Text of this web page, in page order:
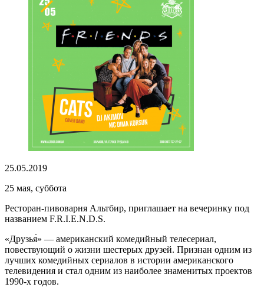
25.05.2019
25 мая, суббота
Ресторан-пивоварня Альтбир, приглашает на вечеринку под
названием F.R.I.E.N.D.S.
«Друзья́» — американский комедийный телесериал,
повествующий о жизни шестерых друзей. Признан одним из
лучших комедийных сериалов в истории американского
телевидения и стал одним из наиболее знаменитых проектов
1990-х годов.